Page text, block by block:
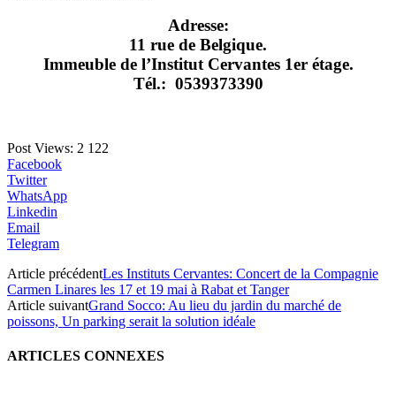
Adresse:
11 rue de Belgique.
Immeuble de l’Institut Cervantes 1er étage.
Tél.: 0539373390
Post Views: 2 122
Facebook
Twitter
WhatsApp
Linkedin
Email
Telegram
Article précédentLes Instituts Cervantes: Concert de la Compagnie
Carmen Linares les 17 et 19 mai à Rabat et Tanger
Article suivantGrand Socco: Au lieu du jardin du marché de
poissons, Un parking serait la solution idéale
ARTICLES CONNEXES